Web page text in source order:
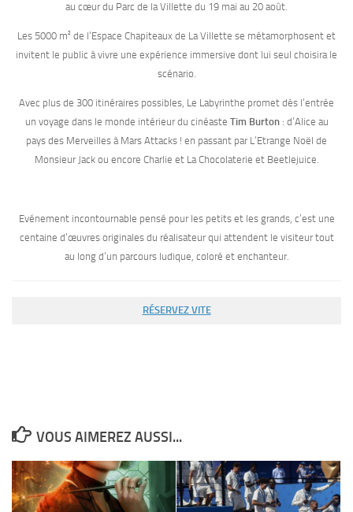
au cœur du Parc de la Villette du 19 mai au 20 août.
Les 5000 m² de l’Espace Chapiteaux de La Villette se métamorphosent et
invitent le public à vivre une expérience immersive dont lui seul choisira le
scénario.
Avec plus de 300 itinéraires possibles, Le Labyrinthe promet dès l’entrée
un voyage dans le monde intérieur du cinéaste Tim Burton: d’Alice au
pays des Merveilles à Mars Attacks ! en passant par L’Etrange Noël de
Monsieur Jack ou encore Charlie et La Chocolaterie et Beetlejuice.
Evénement incontournable pensé pour les petits et les grands, c’est une
centaine d’œuvres originales du réalisateur qui attendent le visiteur tout
au long d’un parcours ludique, coloré et enchanteur.
RÉSERVEZ VITE
VOUS AIMEREZ AUSSI...